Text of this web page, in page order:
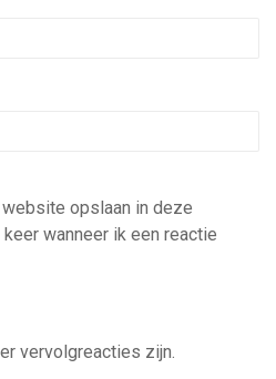
opslaan in deze
wanneer ik een reactie
vervolgreacties zijn.